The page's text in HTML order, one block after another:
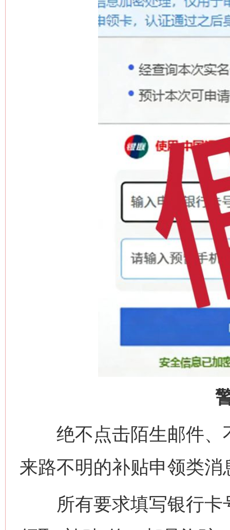
绝不点击陌生邮件、
来路不明的补贴申领类消
所有要求填写银行卡
网上购药对药下症？